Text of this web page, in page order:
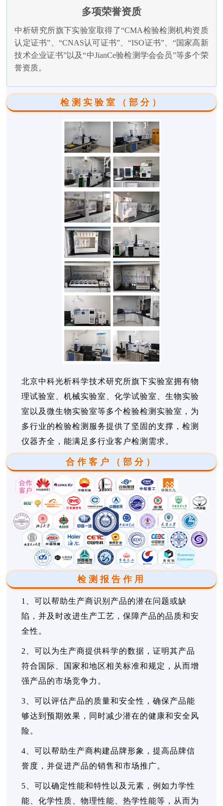
多项荣誉资质
中析研究所旗下实验室取得了“CMA检验检测机构资质
认定证书”、“CNAS认可证书”、“ISO证书”、“国家高新
技术企业证书”以及“中JianCe验检测学会会员”等多个荣
誉资质。
检测实验室（部分）
北京中科光析科学技术研究所旗下实验室拥有物
理试验室、机械实验室、化学试验室、生物实验
室以及微生物实验室等多个检验检测实验室，为
多行业的检验检测服务提供了坚固的支撑，检测
仪器齐全，能满足多行业客户检测需求。
合作客户（部分）
检测报告作用
1、可以帮助生产商识别产品的潜在问题或缺
陷，并及时改进生产工艺，保障产品的品质和安
全性。
2、可以为生产商提供科学的数据，证明其产品
符合国际、国家和地区相关标准和规定，从而增
强产品的市场竞争力。
3、可以评估产品的质量和安全性，确保产品能
够达到预期效果，同时减少潜在的健康和安全风
险。
4、可以帮助生产商构建品牌形象，提高品牌信
誉度，并促进产品的销售和市场推广。
5、可以确定性能和特性以及元素，例如力学性
能、化学性质、物理性能、热学性能等，从而为